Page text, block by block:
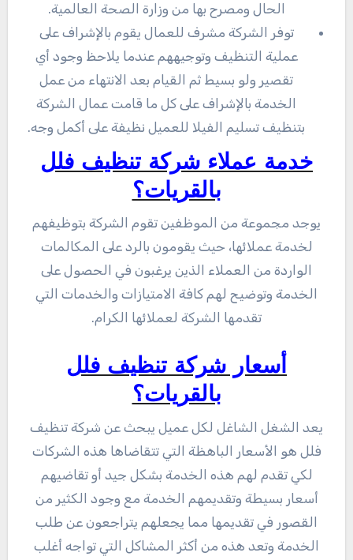
الحال ومصرح بها من وزارة الصحة العالمية.
توفر الشركة مشرف للعمال يقوم بالإشراف على
عملية التنظيف وتوجيههم عندما يلاحظ وجود أي
تقصير ولو بسيط ثم القيام بعد الانتهاء من عمل
الخدمة بالإشراف على كل ما قامت عمال الشركة
بتنظيف تسليم الفيلا للعميل نظيفة على أكمل وجه.
خدمة عملاء شركة تنظيف فلل
بالقريات؟
يوجد مجموعة من الموظفين تقوم الشركة بتوظيفهم
لخدمة عملائها، حيث يقومون بالرد على المكالمات
الواردة من العملاء الذين يرغبون في الحصول على
الخدمة وتوضيح لهم كافة الامتيازات والخدمات التي
تقدمها الشركة لعملائها الكرام.
أسعار شركة تنظيف فلل
بالقريات؟
يعد الشغل الشاغل لكل عميل يبحث عن شركة تنظيف
فلل هو الأسعار الباهظة التي تتقاضاها هذه الشركات
لكي تقدم لهم هذه الخدمة بشكل جيد أو تقاضيهم
أسعار بسيطة وتقديمهم الخدمة مع وجود الكثير من
القصور في تقديمها مما يجعلهم يتراجعون عن طلب
الخدمة وتعد هذه من أكثر المشاكل التي تواجه أغلب